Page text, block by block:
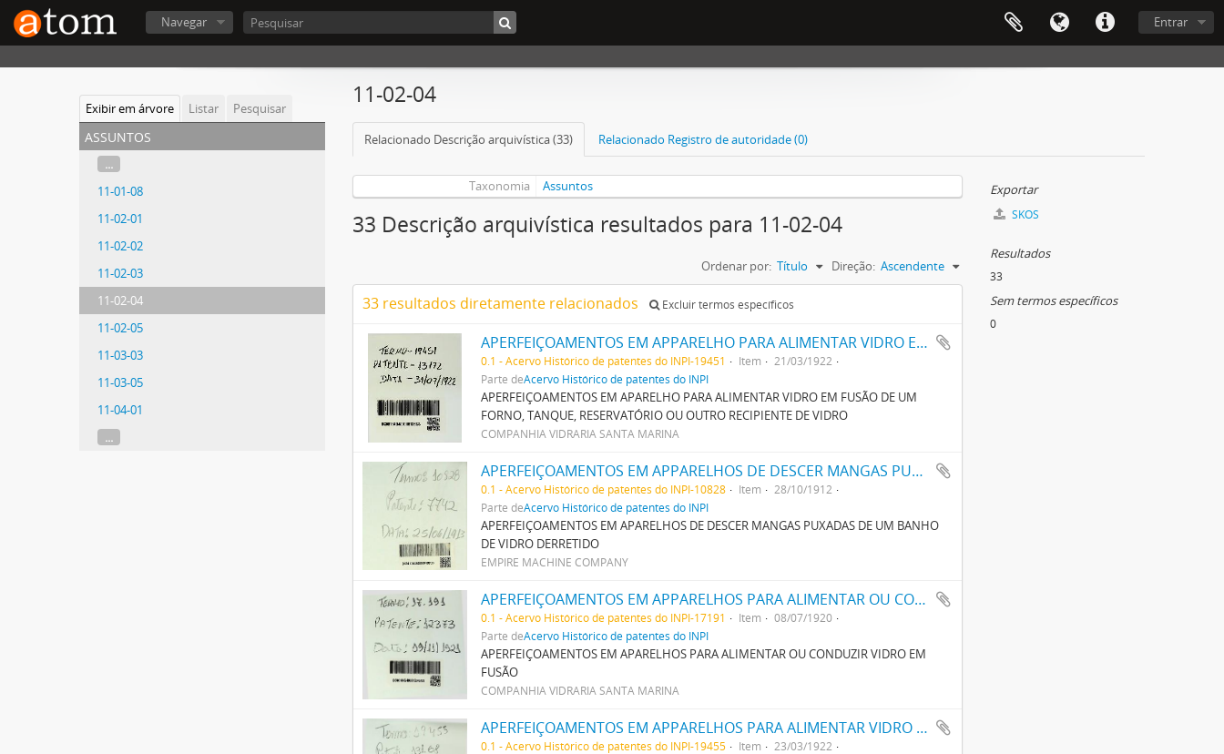
Entrar
Navegar
Exibir em árvore Listar Pesquisar
assuntos
...
11-01-08
11-02-01
11-02-02
11-02-03
11-02-04
11-02-05
11-03-03
11-03-05
11-04-01
...
11-02-04
Relacionado Descrição arquivística (33) Relacionado Registro de autoridade (0)
Taxonomia Assuntos
33 Descrição arquivística resultados para 11-02-04
Ordenar por: Título Direção: Ascendente
33 resultados diretamente relacionados Excluir termos específicos
APERFEIÇOAMENTOS EM APPARELHO PARA ALIMENTAR VIDRO EM FUSÃO DE UM FORNO, TANQUE, RESERVATORIO OU OUTRO RECIPIENTE DE VIDRO
0.1 - Acervo Histórico de patentes do INPI-19451 Item
21/03/1922
Parte deAcervo Histórico de patentes do INPI
APERFEIÇOAMENTOS EM APARELHO PARA ALIMENTAR VIDRO EM FUSÃO DE UM
FORNO, TANQUE, RESERVATÓRIO OU OUTRO RECIPIENTE DE VIDRO
COMPANHIA VIDRARIA SANTA MARINA
APERFEIÇOAMENTOS EM APPARELHOS DE DESCER MANGAS PUXADAS DE UM BANHO DE VIDRO DERRETIDO
0.1 - Acervo Histórico de patentes do INPI-10828 Item
28/10/1912
Parte deAcervo Histórico de patentes do INPI
APERFEIÇOAMENTOS EM APARELHOS DE DESCER MANGAS PUXADAS DE UM BANHO
DE VIDRO DERRETIDO
EMPIRE MACHINE COMPANY
APERFEIÇOAMENTOS EM APPARELHOS PARA ALIMENTAR OU CONDUZIR VIDRO EM FUSÃO
0.1 - Acervo Histórico de patentes do INPI-17191 Item
08/07/1920
Parte deAcervo Histórico de patentes do INPI
APERFEIÇOAMENTOS EM APARELHOS PARA ALIMENTAR OU CONDUZIR VIDRO EM
FUSÃO
COMPANHIA VIDRARIA SANTA MARINA
APERFEIÇOAMENTOS EM APPARELHOS PARA ALIMENTAR VIDRO EM FUSÃO NUM FORNO OU OUTRO RECIPIENTE
0.1 - Acervo Histórico de patentes do INPI-19455 Item
23/03/1922
Exportar
SKOS
Resultados
33
Sem termos específicos
0